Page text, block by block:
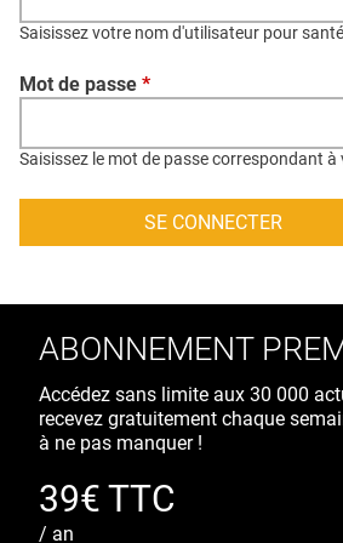
CONTACT
CRÉDITS
Saisissez votre nom d'utilisateur pour
Mot de passe *
Saisissez le mot de passe correspondant
ABONNEMENT
Accédez sans limite aux 30 000
recevez gratuitement chaque
à ne pas manquer !
39€ TTC
/ an